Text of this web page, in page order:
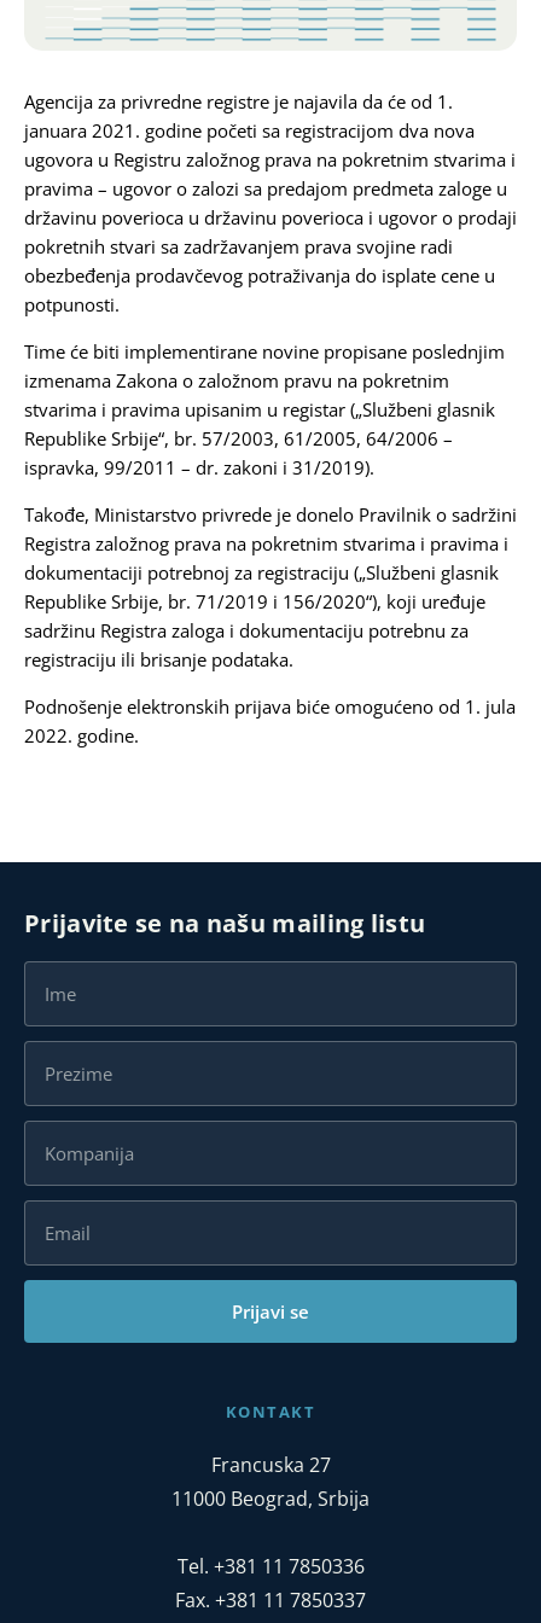
Kontakt
Agencija za privredne registre je najavila da će od 1.
januara 2021. godine početi sa registracijom dva nova
ugovora u Registru založnog prava na pokretnim stvarima i
pravima – ugovor o zalozi sa predajom predmeta zaloge u
državinu poverioca u državinu poverioca i ugovor o prodaji
pokretnih stvari sa zadržavanjem prava svojine radi
obezbeđenja prodavčevog potraživanja do isplate cene u
potpunosti.
Time će biti implementirane novine propisane poslednjim
izmenama Zakona o založnom pravu na pokretnim
stvarima i pravima upisanim u registar („Službeni glasnik
Republike Srbije“, br. 57/2003, 61/2005, 64/2006 –
ispravka, 99/2011 – dr. zakoni i 31/2019).
Takođe, Ministarstvo privrede je donelo Pravilnik o sadržini
Registra založnog prava na pokretnim stvarima i pravima i
dokumentaciji potrebnoj za registraciju („Službeni glasnik
Republike Srbije, br. 71/2019 i 156/2020“), koji uređuje
sadržinu Registra zaloga i dokumentaciju potrebnu za
registraciju ili brisanje podataka.
Podnošenje elektronskih prijava biće omogućeno od 1. jula
2022. godine.
Prijavite se na našu mailing listu
Prijavi se
KONTAKT
Francuska 27
11000 Beograd, Srbija
Tel. +381 11 7850336
Fax. +381 11 7850337